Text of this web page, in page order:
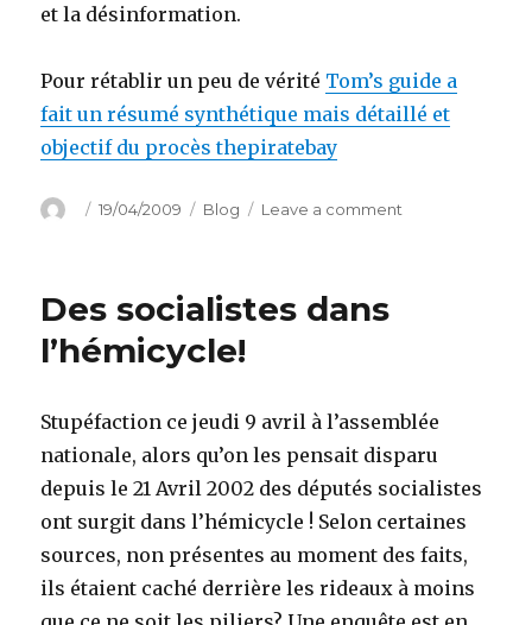
et la désinformation.
Pour rétablir un peu de vérité Tom’s guide a
fait un résumé synthétique mais détaillé et
objectif du procès thepiratebay
Author
Posted
19/04/2009 Categories
Blog Leave a comment
Des socialistes dans
l’hémicycle!
Stupéfaction ce jeudi 9 avril à l’assemblée
nationale, alors qu’on les pensait disparu
depuis le 21 Avril 2002 des députés socialistes
ont surgit dans l’hémicycle ! Selon certaines
sources, non présentes au moment des faits,
ils étaient caché derrière les rideaux à moins